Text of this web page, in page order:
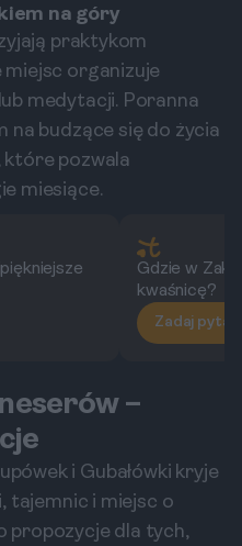
na góry
praktykom
miejsc organizuje
medytacji. Poranna
na budzące się do życia
pozwala
miesiące.
Gdzie w
kwaśnicę?
Zadaj
–
i Gubałówki kryje
tajemnic i miejsc o
propozycje dla tych,